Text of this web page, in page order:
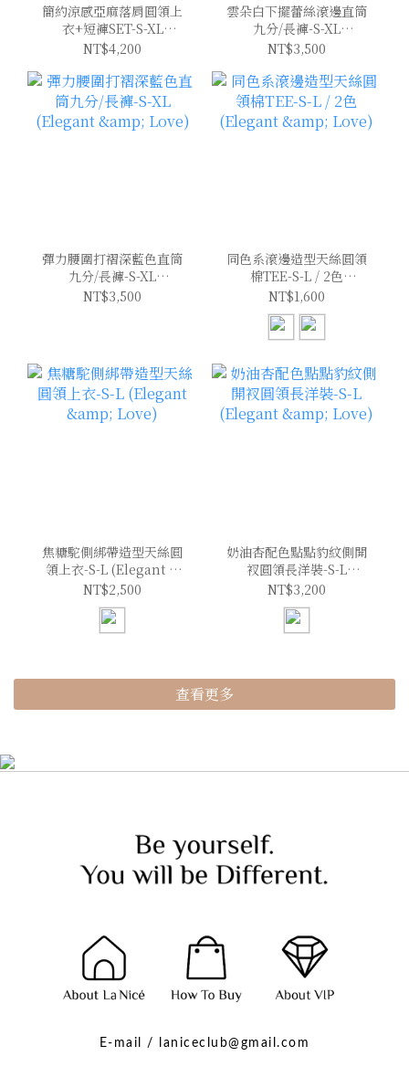
簡約涼感亞麻落肩圓領上
衣+短褲SET-S-XL
(Elegant & Love)
NT$4,200
雲朵白下擺蕾絲滾邊直筒
九分/長褲-S-XL
(Elegant & Love)
NT$3,500
彈力腰圍打褶深藍色直筒
九分/長褲-S-XL
(Elegant & Love)
NT$3,500
同色系滾邊造型天絲圓領
棉TEE-S-L / 2色
(Elegant & Love)
NT$1,600
焦糖駝側綁帶造型天絲圓
領上衣-S-L (Elegant &
Love)
NT$2,500
奶油杏配色點點豹紋側開
衩圓領長洋裝-S-L
(Elegant & Love)
NT$3,200
查看更多
E-mail / laniceclub@gmail.com